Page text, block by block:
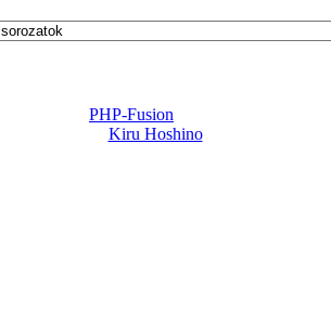
PHP-Fusion
Kiru Hoshino